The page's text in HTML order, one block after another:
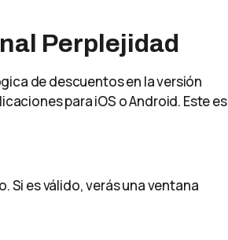
Perplejidad
de descuentos en la versión
para iOS o Android. Este es
Si es válido, verás una ventana